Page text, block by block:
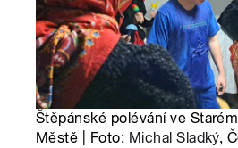
Štěpánské polévání ve Starém
Městě | Foto: Michal Sladký,